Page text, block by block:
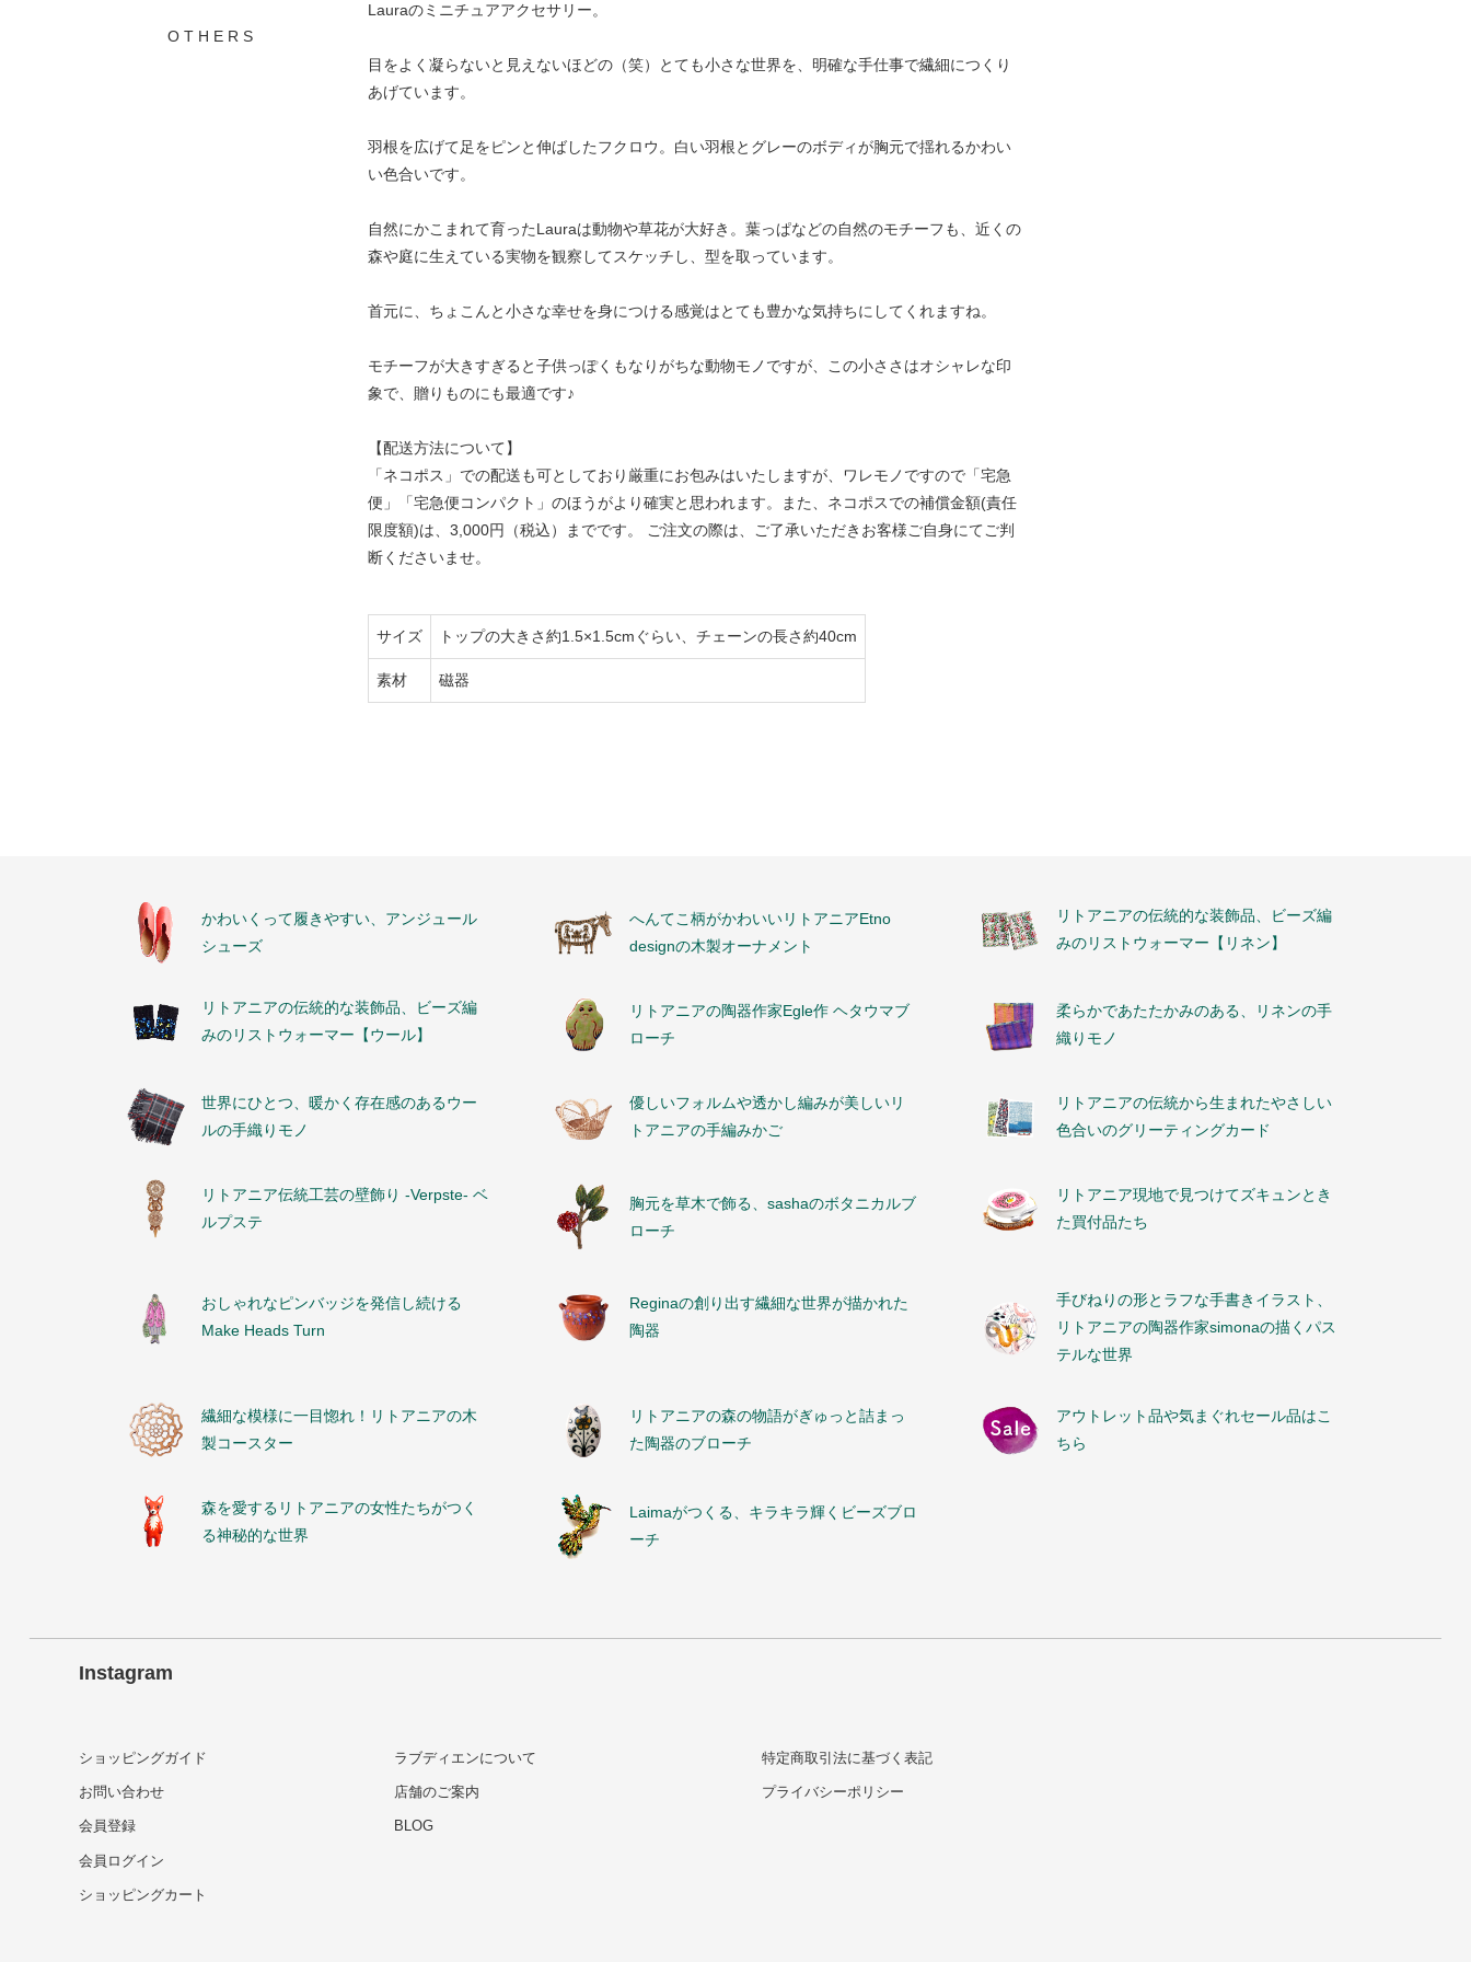
O T H E R S
Lauraのミニチュアアクセサリー。
目をよく凝らないと見えないほどの（笑）とても小さな世界を、明確な手仕事で繊細につくり
あげています。
羽根を広げて足をピンと伸ばしたフクロウ。白い羽根とグレーのボディが胸元で揺れるかわい
い色合いです。
自然にかこまれて育ったLauraは動物や草花が大好き。葉っぱなどの自然のモチーフも、近くの
森や庭に生えている実物を観察してスケッチし、型を取っています。
首元に、ちょこんと小さな幸せを身につける感覚はとても豊かな気持ちにしてくれますね。
モチーフが大きすぎると子供っぽくもなりがちな動物モノですが、この小ささはオシャレな印
象で、贈りものにも最適です♪
【配送方法について】
「ネコポス」での配送も可としており厳重にお包みはいたしますが、ワレモノですので「宅急
便」「宅急便コンパクト」のほうがより確実と思われます。また、ネコポスでの補償金額(責任
限度額)は、3,000円（税込）までです。 ご注文の際は、ご了承いただきお客様ご自身にてご判
断くださいませ。
サイズ トップの大きさ約1.5×1.5cmぐらい、チェーンの長さ約40cm
素材 磁器
かわいくって履きやすい、アンジュール
シューズ
へんてこ柄がかわいいリトアニアEtno
designの木製オーナメント
リトアニアの伝統的な装飾品、ビーズ編
みのリストウォーマー【リネン】
リトアニアの伝統的な装飾品、ビーズ編
みのリストウォーマー【ウール】
リトアニアの陶器作家Egle作 ヘタウマブ
ローチ
柔らかであたたかみのある、リネンの手
織りモノ
世界にひとつ、暖かく存在感のあるウー
ルの手織りモノ
優しいフォルムや透かし編みが美しいリ
トアニアの手編みかご
リトアニアの伝統から生まれたやさしい
色合いのグリーティングカード
リトアニア伝統工芸の壁飾り -Verpste- ベ
ルプステ
胸元を草木で飾る、sashaのボタニカルブ
ローチ
リトアニア現地で見つけてズキュンとき
た買付品たち
おしゃれなピンバッジを発信し続ける
Make Heads Turn
Reginaの創り出す繊細な世界が描かれた
陶器
手びねりの形とラフな手書きイラスト、
リトアニアの陶器作家simonaの描くパス
テルな世界
繊細な模様に一目惚れ！リトアニアの木
製コースター
リトアニアの森の物語がぎゅっと詰まっ
た陶器のブローチ
アウトレット品や気まぐれセール品はこ
ちら
森を愛するリトアニアの女性たちがつく
る神秘的な世界
Laimaがつくる、キラキラ輝くビーズブロ
ーチ
Instagram
ショッピングガイド
お問い合わせ
会員登録
会員ログイン
ショッピングカート
ラブディエンについて
店舗のご案内
BLOG
特定商取引法に基づく表記
プライバシーポリシー